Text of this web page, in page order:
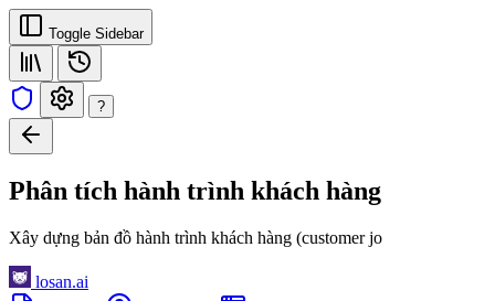
Toggle Sidebar
?
Phân tích hành trình khách hàng
Xây dựng bản đồ hành trình khách hàng (customer jo
losan.ai